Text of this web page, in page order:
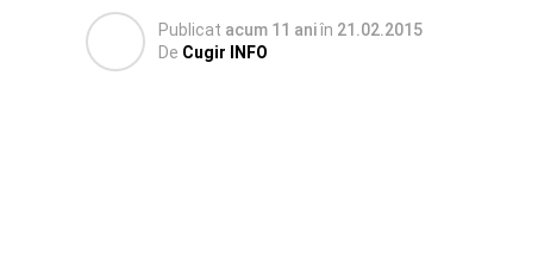
Publicat acum 11 aniîn 21.02.2015
De Cugir INFO